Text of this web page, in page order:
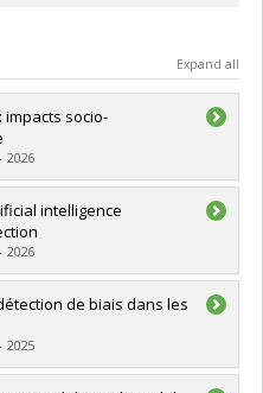
Expand all
impacts socio-
intelligence
de biais dans les